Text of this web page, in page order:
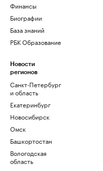
Финансы
Биографии
База знаний
РБК Образование
Новости
регионов
Санкт-Петербург
и область
Екатеринбург
Новосибирск
Омск
Башкортостан
Вологодская
область